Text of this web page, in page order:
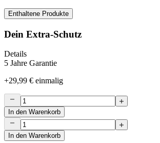
Enthaltene Produkte
Dein Extra-Schutz
Details
5 Jahre Garantie
+29,99 € einmalig
In den Warenkorb
In den Warenkorb